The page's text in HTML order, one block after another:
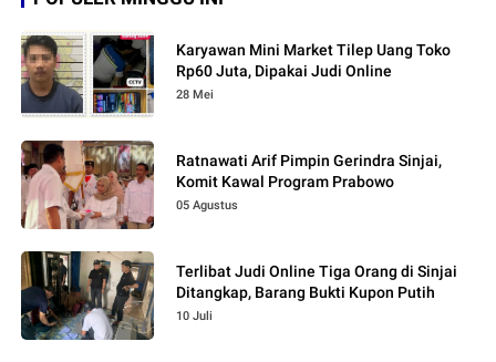
Karyawan Mini Market Tilep Uang Toko
Rp60 Juta, Dipakai Judi Online
28 Mei
Ratnawati Arif Pimpin Gerindra Sinjai,
Komit Kawal Program Prabowo
05 Agustus
Terlibat Judi Online Tiga Orang di Sinjai
Ditangkap, Barang Bukti Kupon Putih
10 Juli